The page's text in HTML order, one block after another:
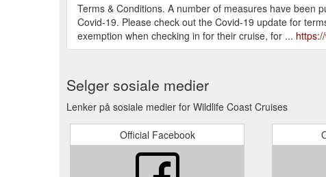
Terms & Conditions. A number of measures have been
Covid-19. Please check out the Covid-19 update for
exemption when checking in for their cruise, for ...
Selger sosiale medier
Lenker på sosiale medier for Wildlife Coast Cruises
Official Facebook